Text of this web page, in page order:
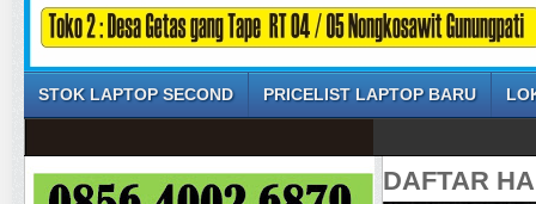
STOK LAPTOP SECOND PRICELIST LAPTOP BARU
DAFTAR